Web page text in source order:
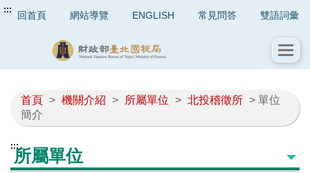
::: 回首頁 網站導覽 ENGLISH 常見問答 雙語詞彙
首頁 > 機關介紹 > 所屬單位 > 北投稽徵所 > 單位
簡介
:::所屬單位